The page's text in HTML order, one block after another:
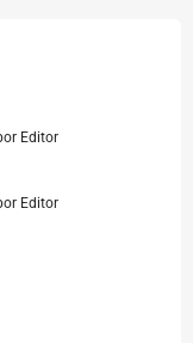
Editor
Editor